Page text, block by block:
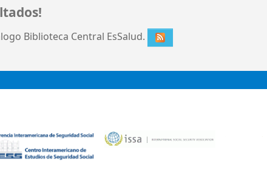
Biblioteca Central EsSalud.